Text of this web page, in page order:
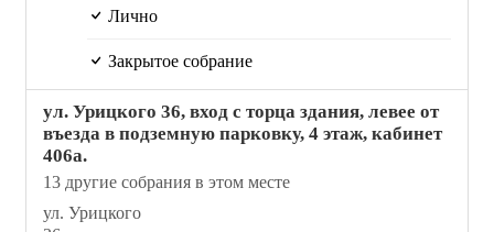
Лично
Закрытое собрание
ул. Урицкого 36, вход с торца здания, левее от
въезда в подземную парковку, 4 этаж, кабинет
406а.
13 другие собрания в этом месте
ул. Урицкого